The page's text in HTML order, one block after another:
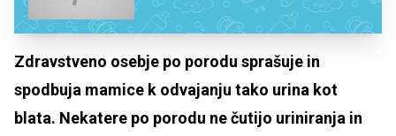
Zdravstveno osebje po porodu sprašuje in
spodbuja mamice k odvajanju tako urina kot
blata. Nekatere po porodu ne čutijo uriniranja in